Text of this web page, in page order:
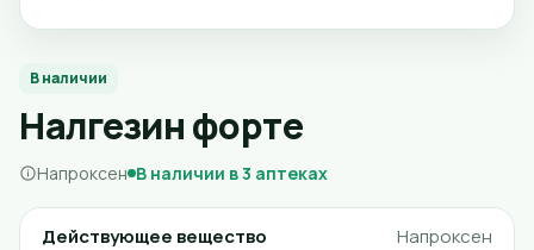
В наличии
Налгезин форте
Напроксен В наличии в 3 аптеках
Действующее вещество Напроксен